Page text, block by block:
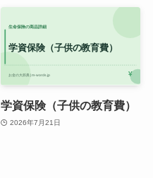
学資保険（子供の教育費）
2026年7月21日